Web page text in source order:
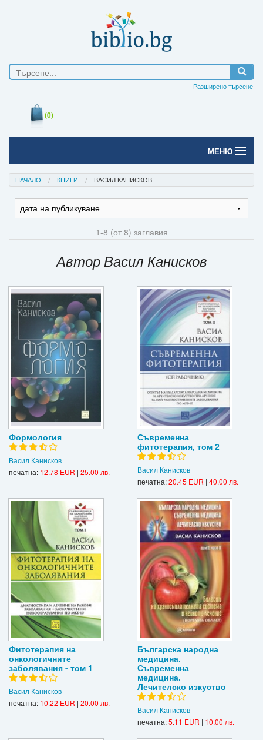
Разширено търсене
(0)
МЕНЮ
Начало
Печатни книги
Подаръци
Ваучери
Промоции
Контакти
Вход
Регистрация
НАЧАЛО КНИГИ ВАСИЛ КАНИСКОВ
1-8 (от 8) заглавия
Автор Васил Канисков
Формология
Васил Канисков
печатна: 12.78 EUR | 25.00 лв.
Съвременна
фитотерапия, том 2
Васил Канисков
печатна:20.45 EUR | 40.00 лв.
Фитотерапия на
онкологичните
заболявания - том 1
Васил Канисков
печатна: 10.22 EUR | 20.00 лв.
Българска народна
медицина.
Съвременна
медицина.
Лечителско изкуство
Васил Канисков
печатна:5.11 EUR | 10.00 лв.